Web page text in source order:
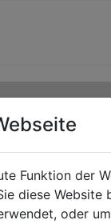
Funktion der
diese Website
oder